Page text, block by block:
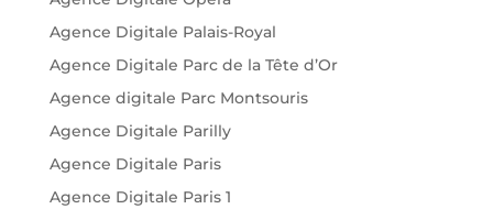
Agence Digitale Palais-Royal
Agence Digitale Parc de la Tête d’Or
Agence digitale Parc Montsouris
Agence Digitale Parilly
Agence Digitale Paris
Agence Digitale Paris 1